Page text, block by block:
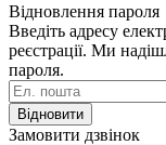
Відновлення пароля
Введіть адресу
реєстрації. Ми
пароля.
Відновити
Замовити дзвінок